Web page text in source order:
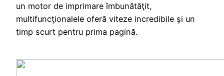
un motor de imprimare îmbunătăţit,
multifuncţionalele oferă viteze incredibile şi un
timp scurt pentru prima pagină.